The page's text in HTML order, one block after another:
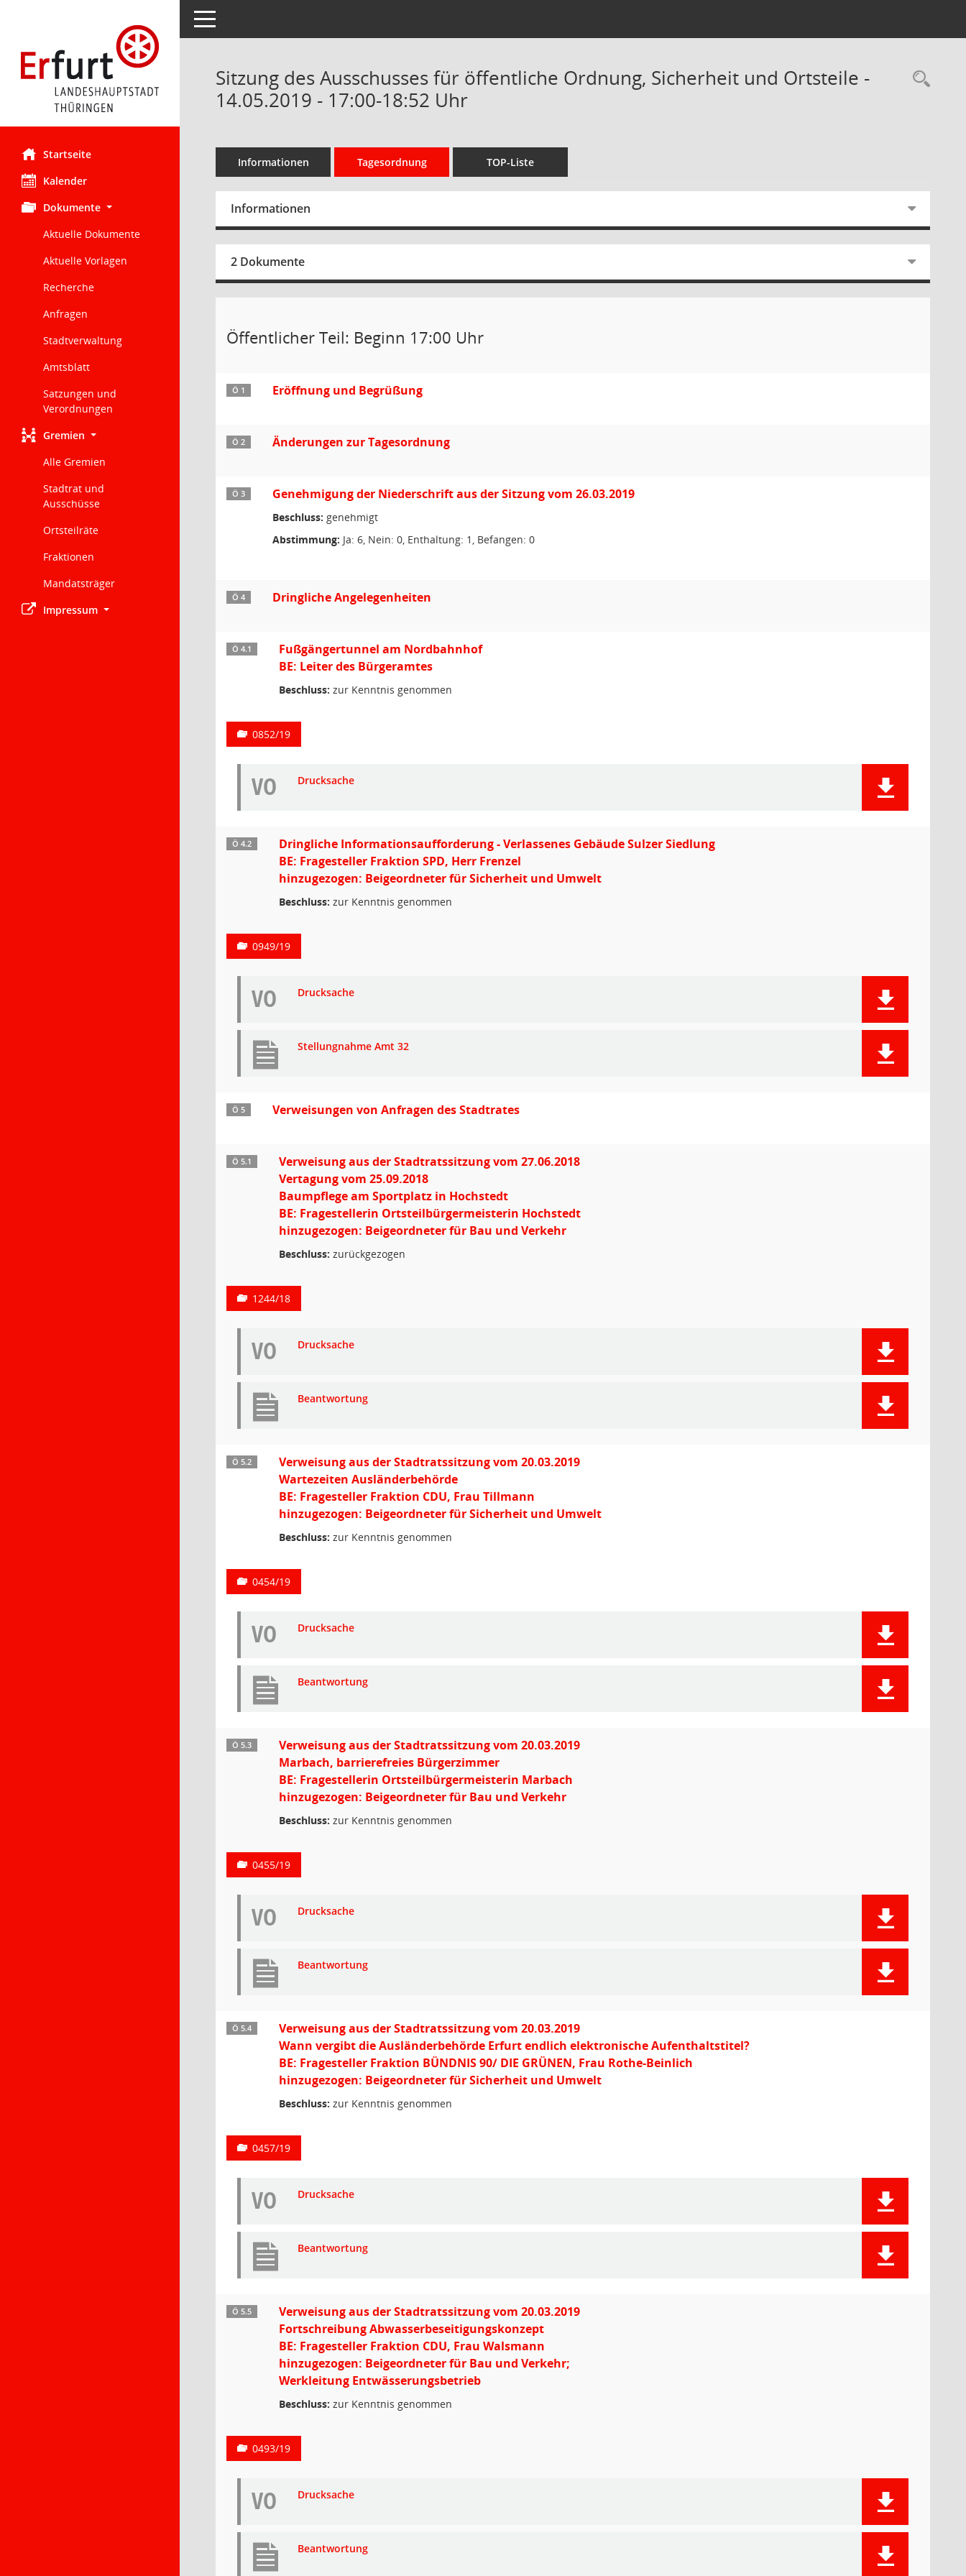
Startseite
Kalender
Dokumente
Aktuelle Dokumente
Aktuelle Vorlagen
Recherche
Anfragen
Stadtverwaltung
Amtsblatt
Satzungen und
Verordnungen
Gremien
Alle Gremien
Stadtrat und
Ausschüsse
Ortsteilräte
Fraktionen
Mandatsträger
Impressum
Toggle navigation
Sitzung des Ausschusses für öffentliche Ordnung, Sicherheit und Ortsteile -
14.05.2019 - 17:00-18:52 Uhr
Informationen Tagesordnung TOP-Liste
Informationen
2 Dokumente
Öffentlicher Teil: Beginn 17:00 Uhr
Ö 1 Eröffnung und Begrüßung
Ö 2 Änderungen zur Tagesordnung
Ö 3 Genehmigung der Niederschrift aus der Sitzung vom 26.03.2019
Beschluss: genehmigt
Abstimmung: Ja: 6, Nein: 0, Enthaltung: 1, Befangen: 0
Ö 4 Dringliche Angelegenheiten
Ö 4.1
Fußgängertunnel am Nordbahnhof
BE: Leiter des Bürgeramtes
Beschluss: zur Kenntnis genommen
0852/19
VO Drucksache
Ö 4.2
Dringliche Informationsaufforderung - Verlassenes Gebäude Sulzer Siedlung
BE: Fragesteller Fraktion SPD, Herr Frenzel
hinzugezogen: Beigeordneter für Sicherheit und Umwelt
Beschluss: zur Kenntnis genommen
0949/19
VO Drucksache
Stellungnahme Amt 32
Ö 5 Verweisungen von Anfragen des Stadtrates
Ö 5.1
Verweisung aus der Stadtratssitzung vom 27.06.2018
Vertagung vom 25.09.2018
Baumpflege am Sportplatz in Hochstedt
BE: Fragestellerin Ortsteilbürgermeisterin Hochstedt
hinzugezogen: Beigeordneter für Bau und Verkehr
Beschluss: zurückgezogen
1244/18
VO Drucksache
Beantwortung
Ö 5.2
Verweisung aus der Stadtratssitzung vom 20.03.2019
Wartezeiten Ausländerbehörde
BE: Fragesteller Fraktion CDU, Frau Tillmann
hinzugezogen: Beigeordneter für Sicherheit und Umwelt
Beschluss: zur Kenntnis genommen
0454/19
VO Drucksache
Beantwortung
Ö 5.3
Verweisung aus der Stadtratssitzung vom 20.03.2019
Marbach, barrierefreies Bürgerzimmer
BE: Fragestellerin Ortsteilbürgermeisterin Marbach
hinzugezogen: Beigeordneter für Bau und Verkehr
Beschluss: zur Kenntnis genommen
0455/19
VO Drucksache
Beantwortung
Ö 5.4
Verweisung aus der Stadtratssitzung vom 20.03.2019
Wann vergibt die Ausländerbehörde Erfurt endlich elektronische Aufenthaltstitel?
BE: Fragesteller Fraktion BÜNDNIS 90/ DIE GRÜNEN, Frau Rothe-Beinlich
hinzugezogen: Beigeordneter für Sicherheit und Umwelt
Beschluss: zur Kenntnis genommen
0457/19
VO Drucksache
Beantwortung
Ö 5.5
Verweisung aus der Stadtratssitzung vom 20.03.2019
Fortschreibung Abwasserbeseitigungskonzept
BE: Fragesteller Fraktion CDU, Frau Walsmann
hinzugezogen: Beigeordneter für Bau und Verkehr;
Werkleitung Entwässerungsbetrieb
Beschluss: zur Kenntnis genommen
0493/19
VO Drucksache
Beantwortung